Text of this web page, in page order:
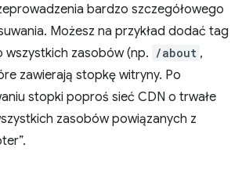
bardzo szczegółowego
Możesz na przykład dodać tag
wszystkich zasobów (np. /about ,
zawierają stopkę witryny. Po
stopki poproś sieć CDN o trwałe
zasobów powiązanych z